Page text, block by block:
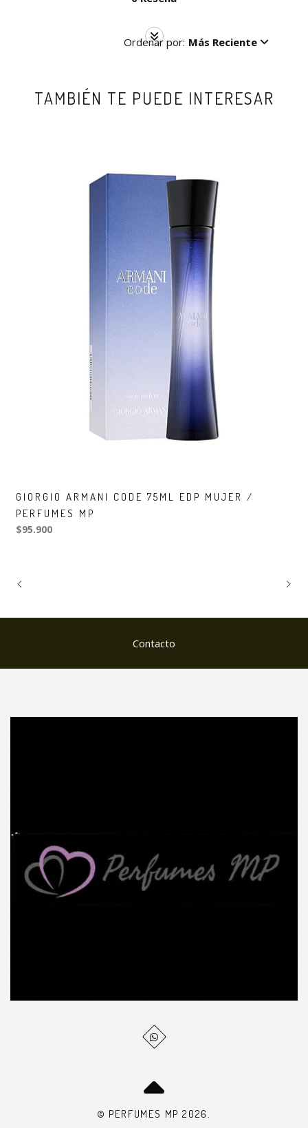
Ordenar por: Más Reciente
TAMBIÉN TE PUEDE INTERESAR
GIORGIO ARMANI CODE 75ML EDP MUJER /
PERFUMES MP
$95.900
Contacto
© PERFUMES MP 2026.